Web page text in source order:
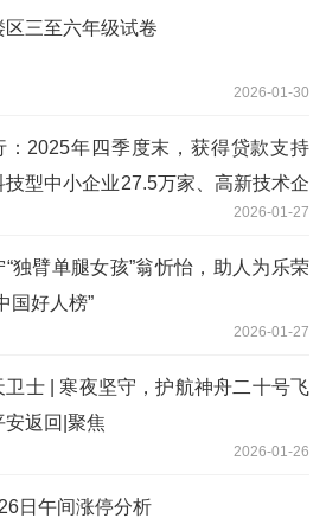
区三至六年级试卷
2026-01-30
：2025年四季度末，获得贷款支持
技型中小企业27.5万家、高新技术企
2026-01-27
“独臂单腿女孩”翁忻怡，助人为乐荣
国好人榜”
2026-01-27
卫士 | 寒夜坚守，护航神舟二十号飞
安返回|聚焦
2026-01-26
日午间涨停分析